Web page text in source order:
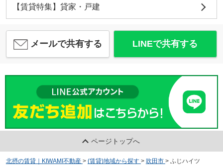
【賃貸特集】貸家・戸建
メールで共有する LINEで共有する
ページトップへ
北摂の賃貸｜KIWAMI不動産 > (賃貸)地域から探す > 吹田市 > ふじハイツ